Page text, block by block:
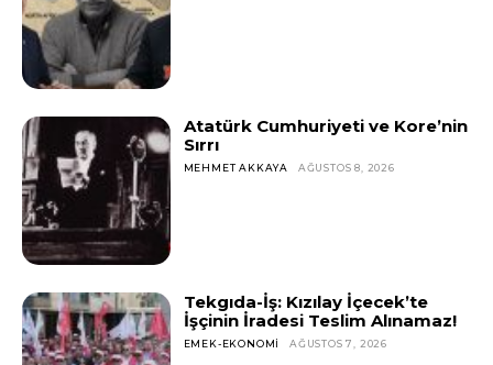
Atatürk Cumhuriyeti ve Kore’nin
Sırrı
MEHMET AKKAYA AĞUSTOS 8, 2026
Tekgıda-İş: Kızılay İçecek’te
İşçinin İradesi Teslim Alınamaz!
EMEK-EKONOMI AĞUSTOS 7, 2026